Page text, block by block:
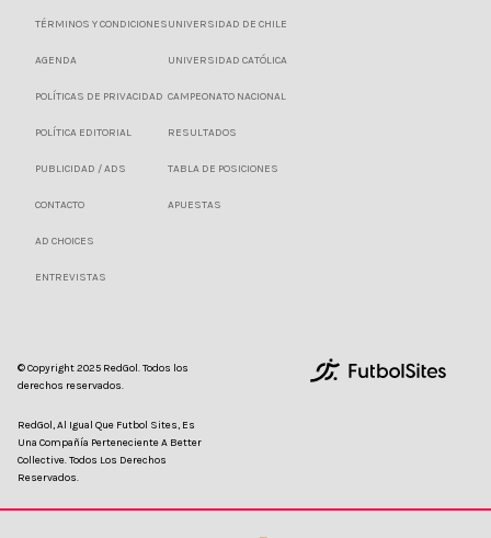
TÉRMINOS Y CONDICIONES
AGENDA
POLÍTICAS DE PRIVACIDAD
POLÍTICA EDITORIAL
PUBLICIDAD / ADS
CONTACTO
AD CHOICES
ENTREVISTAS
UNIVERSIDAD DE CHILE
UNIVERSIDAD CATÓLICA
CAMPEONATO NACIONAL
RESULTADOS
TABLA DE POSICIONES
APUESTAS
© Copyright 2025 RedGol. Todos los
derechos reservados.
RedGol, Al Igual Que Futbol Sites, Es
Una Compañía Perteneciente A Better
Collective. Todos Los Derechos
Reservados.